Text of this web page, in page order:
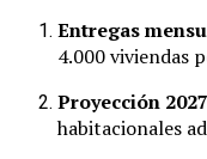
Entregas
4.000 viviendas
Proyección
habitacionales